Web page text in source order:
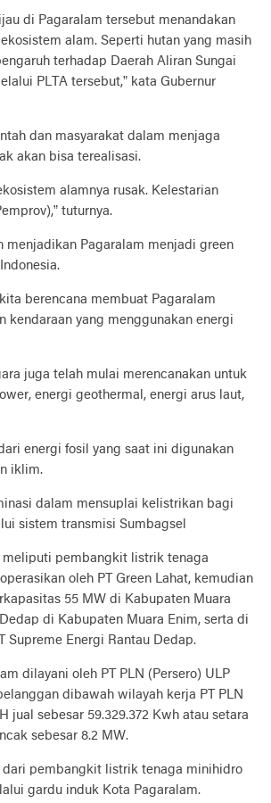
di Pagaralam tersebut menandakan
alam. Seperti hutan yang masih
terhadap Daerah Aliran Sungai
PLTA tersebut,” kata Gubernur
dan masyarakat dalam menjaga
akan bisa terealisasi.
alamnya rusak. Kelestarian
tuturnya.
menjadikan Pagaralam menjadi green
berencana membuat Pagaralam
kendaraan yang menggunakan energi
juga telah mulai merencanakan untuk
energi geothermal, energi arus laut,
energi fosil yang saat ini digunakan
iklim.
dalam mensuplai kelistrikan bagi
sistem transmisi Sumbagsel
meliputi pembangkit listrik tenaga
oleh PT Green Lahat, kemudian
55 MW di Kabupaten Muara
di Kabupaten Muara Enim, serta di
Supreme Energi Rantau Dedap.
dilayani oleh PT PLN (Persero) ULP
dibawah wilayah kerja PT PLN
jual sebesar 59.329.372 Kwh atau setara
sebesar 8.2 MW.
pembangkit listrik tenaga minihidro
gardu induk Kota Pagaralam.